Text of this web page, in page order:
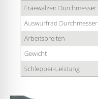
Fräewalzen Durchmesser
Auswurfrad Durchmesser
Arbeitsbreiten
Gewicht
Schlepper-Leistung